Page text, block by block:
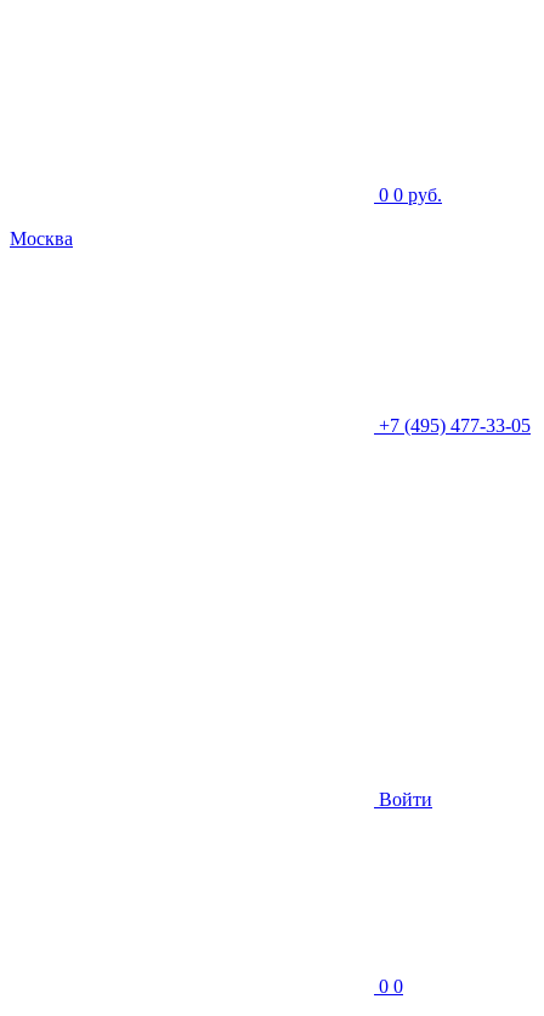
0 0 руб.
Москва
+7 (495) 477-33-05
Войти
0 0